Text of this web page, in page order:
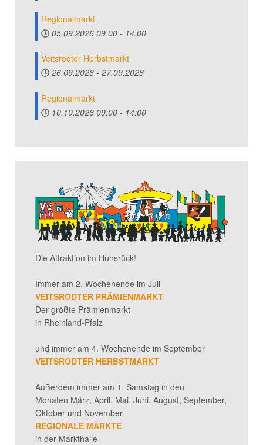
Regionalmarkt
05.09.2026 09:00 - 14:00
Veitsrodter Herbstmarkt
26.09.2026 - 27.09.2026
Regionalmarkt
10.10.2026 09:00 - 14:00
Die Attraktion im Hunsrück!
Immer am 2. Wochenende im Juli
VEITSRODTER PRÄMIENMARKT
Der größte Prämienmarkt
in Rheinland-Pfalz
und immer am 4. Wochenende im September
VEITSRODTER HERBSTMARKT
Außerdem immer am 1. Samstag in den
Monaten März, April, Mai, Juni, August, September,
Oktober und November
REGIONALE MÄRKTE
in der Markthalle